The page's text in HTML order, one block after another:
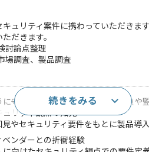
ュリティ案件に携わっていただきます
だきます。
討論点整理
場調査、製品調査
に守るかといったセキュリティ観点や
ュリティ観点の知見
見やセキュリティ要件をもとに製品導
ベンダーとの折衝経験
続きをみる